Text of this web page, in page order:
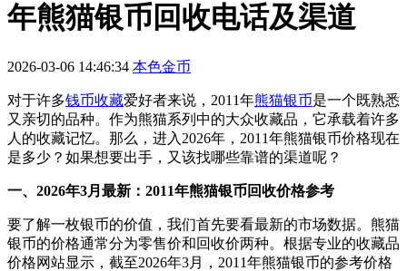
年熊猫银币回收电话及渠道
2026-03-06 14:46:34 本色金币
对于许多钱币收藏爱好者来说，2011年熊猫银币是一个既熟悉
又亲切的品种。作为熊猫系列中的大众收藏品，它承载着许多
人的收藏记忆。那么，进入2026年，2011年熊猫银币价格现在
是多少？如果想要出手，又该找哪些靠谱的渠道呢？
一、2026年3月最新：2011年熊猫银币回收价格参考
要了解一枚银币的价值，我们首先要看最新的市场数据。熊猫
银币的价格通常分为零售价和回收价两种。根据专业的收藏品
价格网站显示，截至2026年3月，2011年熊猫银币的参考价格